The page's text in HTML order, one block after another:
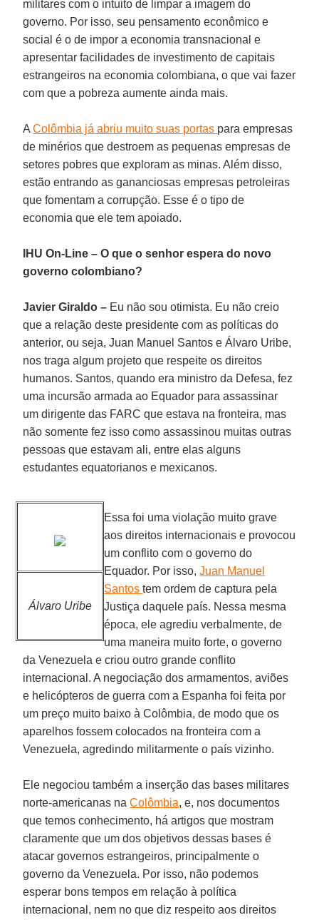
militares com o intuito de limpar a imagem do
governo. Por isso, seu pensamento econômico e
social é o de impor a economia transnacional e
apresentar facilidades de investimento de capitais
estrangeiros na economia colombiana, o que vai fazer
com que a pobreza aumente ainda mais.
AColômbia já abriu muito suas portas para empresas
de minérios que destroem as pequenas empresas de
setores pobres que exploram as minas. Além disso,
estão entrando as gananciosas empresas petroleiras
que fomentam a corrupção. Esse é o tipo de
economia que ele tem apoiado.
IHU On-Line – O que o senhor espera do novo
governo colombiano?
Javier Giraldo – Eu não sou otimista. Eu não creio
que a relação deste presidente com as políticas do
anterior, ou seja, Juan Manuel Santos e Álvaro Uribe,
nos traga algum projeto que respeite os direitos
humanos. Santos, quando era ministro da Defesa, fez
uma incursão armada ao Equador para assassinar
um dirigente das FARC que estava na fronteira, mas
não somente fez isso como assassinou muitas outras
pessoas que estavam ali, entre elas alguns
estudantes equatorianos e mexicanos.
Álvaro Uribe
Essa foi uma violação muito grave
aos direitos internacionais e provocou
um conflito com o governo do
Equador. Por isso,Juan Manuel
Santostem ordem de captura pela
Justiça daquele país. Nessa mesma
época, ele agrediu verbalmente, de
uma maneira muito forte, o governo
da Venezuela e criou outro grande conflito
internacional. A negociação dos armamentos, aviões
e helicópteros de guerra com a Espanha foi feita por
um preço muito baixo à Colômbia, de modo que os
aparelhos fossem colocados na fronteira com a
Venezuela, agredindo militarmente o país vizinho.
Ele negociou também a inserção das bases militares
norte-americanas naColômbia, e, nos documentos
que temos conhecimento, há artigos que mostram
claramente que um dos objetivos dessas bases é
atacar governos estrangeiros, principalmente o
governo da Venezuela. Por isso, não podemos
esperar bons tempos em relação à política
internacional, nem no que diz respeito aos direitos